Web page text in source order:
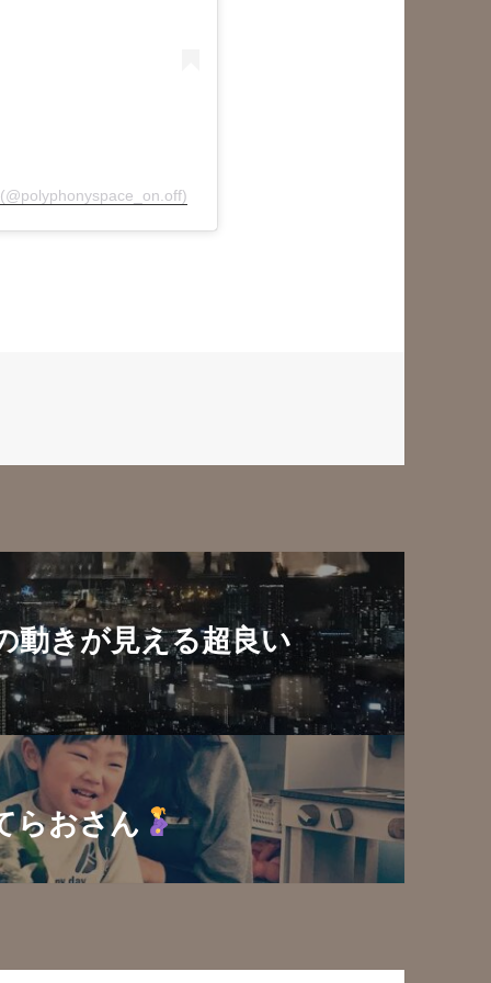
動きが見える超良い
らおさん